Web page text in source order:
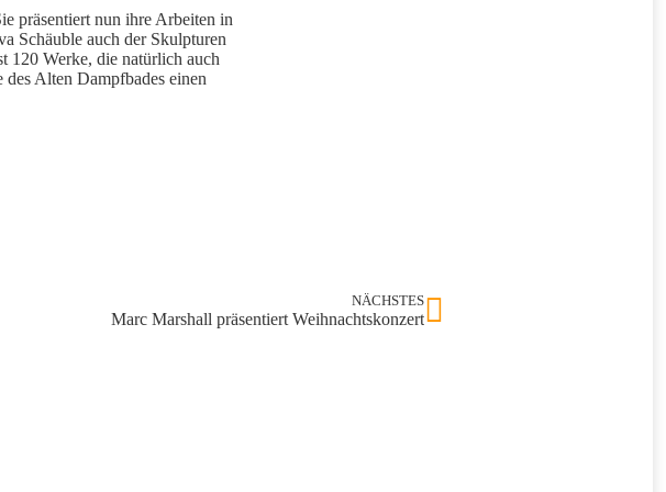
präsentiert nun ihre Arbeiten in
Schäuble auch der Skulpturen
120 Werke, die natürlich auch
Alten Dampfbades einen
NÄCHSTES
Marc Marshall präsentiert Weihnachtskonzert